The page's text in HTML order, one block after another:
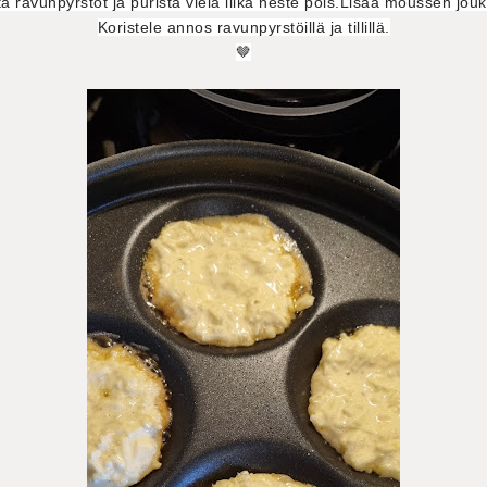
Koristele annos ravunpyrstöillä ja tillillä.
🤎